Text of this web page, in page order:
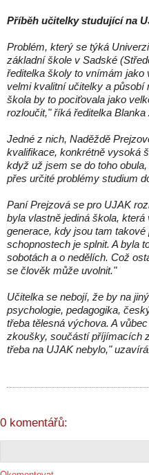
Příběh učitelky studující na
Problém, který se týká
základní škole v Sadské
ředitelka školy to vnímám jako
velmi kvalitní učitelky a působí
škola by to pociťovala jako
rozloučit," říká ředitelka Blanka
Jedné z nich, Naděždě
kvalifikace, konkrétně vysoká
když už jsem se do toho
přes určité problémy studium
Paní Prejzová se pro UJAK
byla vlastně jediná škola,
generace, kdy jsou tam
schopnostech je splnit. A byla
sobotách a o nedělích. Což
se člověk může uvolnit."
Učitelka se nebojí, že by na
psychologie, pedagogika,
třeba tělesná výchova. A
zkoušky, součástí příjímacích
třeba na UJAK nebylo,"
0 komentářů: